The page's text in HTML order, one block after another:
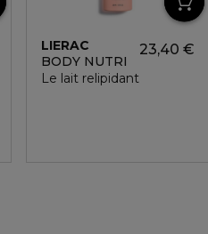
LIERAC
BODY NUTRI
Le lait relipidant
23,40 €